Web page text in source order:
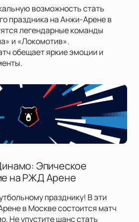
возможность стать
праздника на Анжи-Арене в
легендарные команды
и «Локомотив».
обещает яркие эмоции и
Эпическое
на РЖД Арене
празднику! В эти
в Москве состоится матч
Не упустите шанс стать